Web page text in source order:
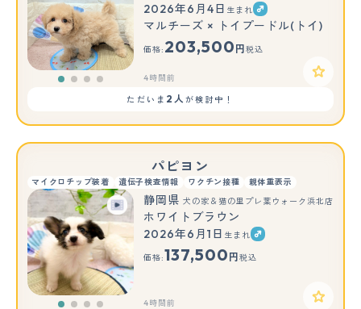
2026年6月4日 生まれ
マルチーズ × トイプードル(トイ)
価格: 203,500 円 税込
4時間前
ただいま 2人が検討中！
パピヨン
マイクロチップ装着 遺伝子検査情報 ワクチン接種 親体重表示
静岡県 犬の家＆猫の里プレ葉ウォーク浜北店
ホワイトブラウン
2026年6月1日 生まれ
価格:137,500 円 税込
4時間前